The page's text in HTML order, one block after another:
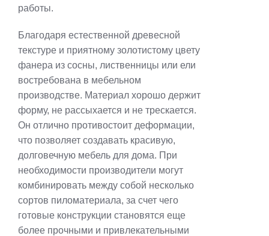
работы.
Благодаря естественной древесной
текстуре и приятному золотистому цвету
фанера из сосны, лиственницы или ели
востребована в мебельном
производстве. Материал хорошо держит
форму, не рассыхается и не трескается.
Он отлично противостоит деформации,
что позволяет создавать красивую,
долговечную мебель для дома. При
необходимости производители могут
комбинировать между собой несколько
сортов пиломатериала, за счет чего
готовые конструкции становятся еще
более прочными и привлекательными